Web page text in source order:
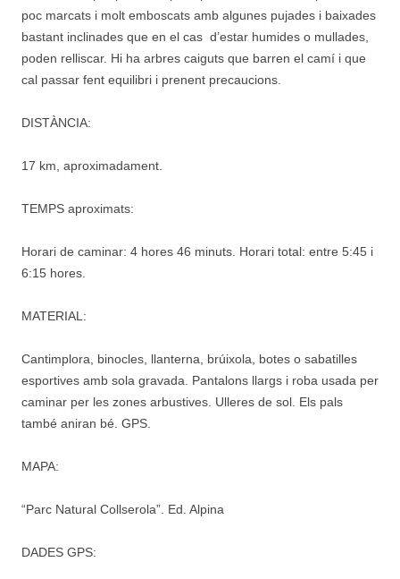
poc marcats i molt emboscats amb algunes pujades i baixades
bastant inclinades que en el cas d’estar humides o mullades,
poden relliscar. Hi ha arbres caiguts que barren el camí i que
cal passar fent equilibri i prenent precaucions.
DISTÀNCIA:
17 km, aproximadament.
TEMPS aproximats:
Horari de caminar: 4 hores 46 minuts. Horari total: entre 5:45 i
6:15 hores.
MATERIAL:
Cantimplora, binocles, llanterna, brúixola, botes o sabatilles
esportives amb sola gravada. Pantalons llargs i roba usada per
caminar per les zones arbustives. Ulleres de sol. Els pals
també aniran bé. GPS.
MAPA:
“Parc Natural Collserola”. Ed. Alpina
DADES GPS: